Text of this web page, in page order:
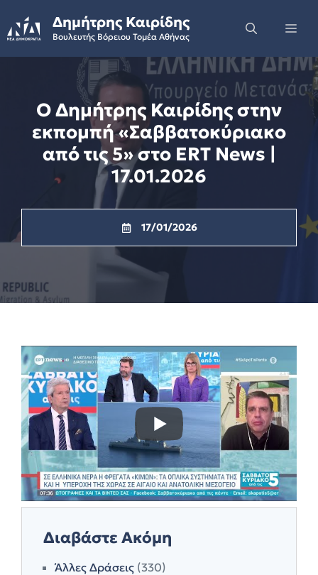
to
content
Δημήτρης Καιρίδης
Βουλευτής Βόρειου Τομέα Αθήνας
Ο Δημήτρης Καιρίδης στην
εκπομπή «Σαββατοκύριακο
από τις 5» στο ERT News |
17.01.2026
17/01/2026
Διαβάστε Ακόμη
Άλλες Δράσεις (330)